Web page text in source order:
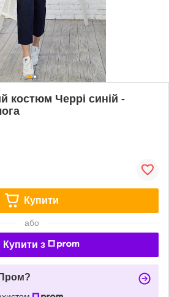
костюм Черрі синій -
Купити
або
Купити з